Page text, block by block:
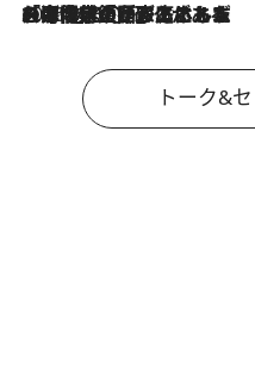
2026.8.3
「今後値上げがあるとすれば…」「リスクがあるのは今年の冬」エネルギー専門家が語る、ホルムズ海峡封鎖が家庭にもたらす“ある心配”
トーク&